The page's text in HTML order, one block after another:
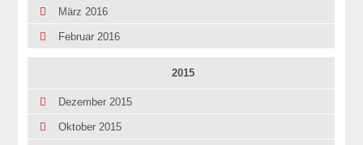
März 2016
Februar 2016
2015
Dezember 2015
Oktober 2015